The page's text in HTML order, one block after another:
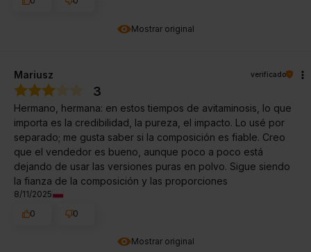
Mostrar original
Mostrar original
Mariusz verificado
3
Hermano, hermana: en estos tiempos de avitaminosis, lo que
importa es la credibilidad, la pureza, el impacto. Lo usé por
separado; me gusta saber si la composición es fiable. Creo
que el vendedor es bueno, aunque poco a poco está
dejando de usar las versiones puras en polvo. Sigue siendo
la fianza de la composición y las proporciones
8/11/2025
0
0